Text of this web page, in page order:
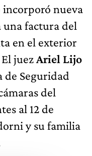
incorporó nueva
factura del
en el exterior
juezAriel Lijo
de Seguridad
del
al 12 de
y su familia